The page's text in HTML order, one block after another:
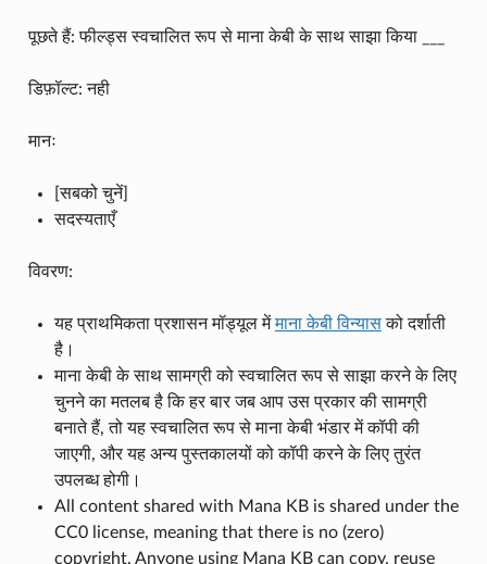
पूछते हैं: फील्ड्स स्वचालित रूप से माना केबी के साथ साझा किया ___
डिफ़ॉल्ट: नही
मानः
[सबको चुनें]
सदस्यताएँ
विवरण:
यह प्राथमिकता प्रशासन मॉड्यूल मेंमाना केबी विन्यासको दर्शाती
है।
माना केबी के साथ सामग्री को स्वचालित रूप से साझा करने के लिए
चुनने का मतलब है कि हर बार जब आप उस प्रकार की सामग्री
बनाते हैं, तो यह स्वचालित रूप से माना केबी भंडार में कॉपी की
जाएगी, और यह अन्य पुस्तकालयों को कॉपी करने के लिए तुरंत
उपलब्ध होगी।
All content shared with Mana KB is shared under the
CC0 license, meaning that there is no (zero)
copyright. Anyone using Mana KB can copy, reuse